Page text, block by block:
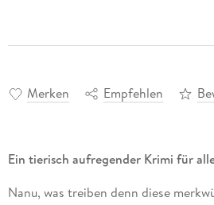
Merken Empfehlen
Ein tierisch aufregender Krimi für
Nanu, was treiben denn diese